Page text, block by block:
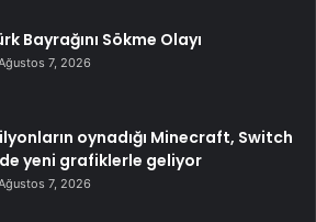
Bayrağını Sökme Olayı
7, 2026
oynadığı Minecraft, Switch
yeni grafiklerle geliyor
7, 2026